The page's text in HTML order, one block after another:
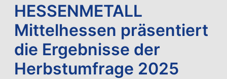
HESSENMETALL
Mittelhessen präsentiert
die Ergebnisse der
Herbstumfrage 2025